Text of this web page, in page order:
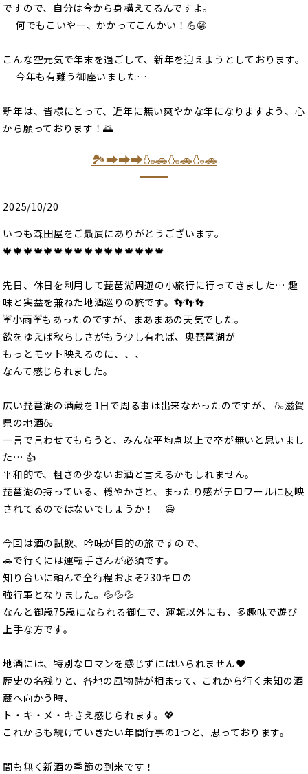
ですので、自分は今から身構えてるんですよ。
何でもこいやー、かかってこんかい！💪😁
こんな空元気で年末を過ごして、新年を迎えようとしております。
今年も有難う御座いました…
新年は、皆様にとって、近年に無い爽やかな年になりますよう、心
から願っております！🌅
🏞️➡️➡️➡️🍶🚗🍶🚗🍶🚗
2025/10/20
いつも森田屋をご贔屓にありがとうございます。
🍁🍁🍁🍁🍁🍁🍁🍁🍁🍁🍁🍁🍁🍁🍁🍁
先日、休日を利用して琵琶湖周遊の小旅行に行ってきました… 趣
味と実益を兼ねた地酒巡りの旅です。👣👣👣
☔小雨☔もあったのですが、まあまあの天気でした。
欲をゆえば秋らしさがもう少し有れば、奥琵琶湖が
もっとモット映えるのに、、、
なんて感じられました。
広い琵琶湖の酒蔵を1日で周る事は出来なかったのですが、 🍶滋賀
県の地酒🍶
一言で言わせてもらうと、みんな平均点以上で卒が無いと思いまし
た… 👍
平和的で、粗さの少ないお酒と言えるかもしれません。
琵琶湖の持っている、穏やかさと、まったり感がテロワールに反映
されてるのではないでしょうか！ 😃
今回は酒の試飲、吟味が目的の旅ですので、
🚗で行くには運転手さんが必須です。
知り合いに頼んで全行程およそ230キロの
強行軍となりました。💦💦💦
なんと御歳75歳になられる御仁で、運転以外にも、多趣味で遊び
上手な方です。
地酒には、特別なロマンを感じずにはいられません❤️
歴史の名残りと、各地の風物詩が相まって、これから行く未知の酒
蔵へ向かう時、
ト・キ・メ・キさえ感じられます。💖
これからも続けていきたい年間行事の1つと、思っております。
間も無く新酒の季節の到来です！